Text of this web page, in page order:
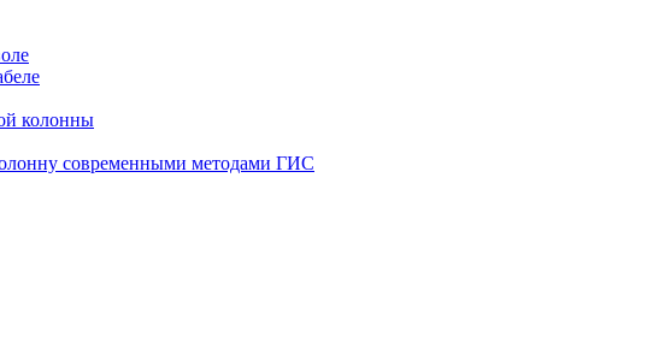
колонны
современными методами ГИС